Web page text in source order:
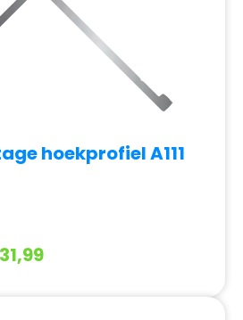
hoekprofiel A111
31,99